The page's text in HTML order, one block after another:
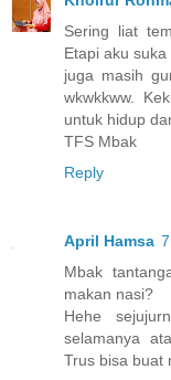
Sering liat
Etapi aku
juga masih
wkwkkww.
untuk hidup
TFS Mbak
Reply
April Hamsa
Mbak
makan nasi?
Hehe
selamanya
Trus bisa buat